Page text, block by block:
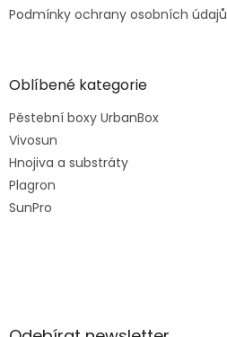
Podmínky ochrany osobních údajů
Oblíbené kategorie
Pěstební boxy UrbanBox
Vivosun
Hnojiva a substráty
Plagron
SunPro